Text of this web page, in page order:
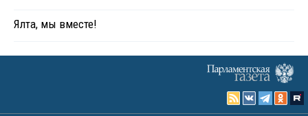
Ялта, мы вместе!